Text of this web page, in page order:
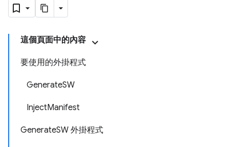
這個頁面中的內容
要使用的外掛程式
GenerateSW
InjectManifest
GenerateSW 外掛程式